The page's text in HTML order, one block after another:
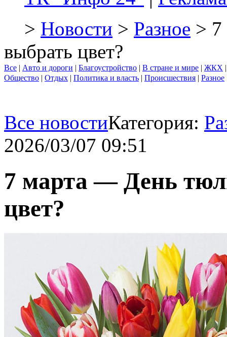
> Новости > Разное >
выбрать цвет?
Все | Авто и дороги | Благоустройство | В стране и мире | ЖКХ
Общество | Отдых | Политика и власть | Происшествия | Разное
Все новостиКатегория:
2026/03/07 09:51
7 марта — День
цвет?